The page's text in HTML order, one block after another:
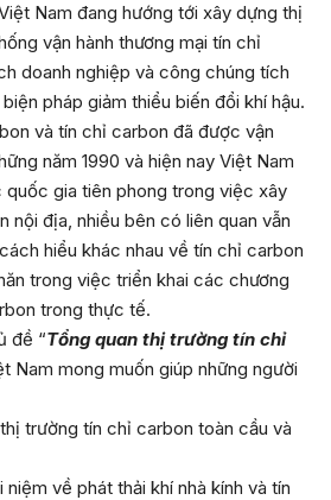
Nam đang hướng tới xây dựng thị
vận hành thương mại tín chỉ
doanh nghiệp và công chúng tích
pháp giảm thiểu biến đổi khí hậu.
và tín chỉ carbon đã được vận
năm 1990 và hiện nay Việt Nam
gia tiên phong trong việc xây
nội địa, nhiều bên có liên quan vẫn
hiểu khác nhau về tín chỉ carbon
trong việc triển khai các chương
trong thực tế.
đề “Tổng quan thị trường tín chỉ
Nam mong muốn giúp những người
trường tín chỉ carbon toàn cầu và
về phát thải khí nhà kính và tín